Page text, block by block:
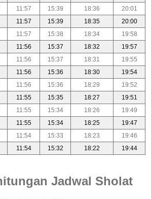
11:57 15:39 18:36
20:01
11:57 15:39 18:35
20:00
11:57 15:38 18:34
19:58
11:56 15:37 18:32
19:57
11:56 15:37 18:31
19:55
11:56 15:36 18:30
19:54
11:56 15:36 18:29
19:52
11:55 15:35 18:27
19:51
11:55 15:34 18:26
19:49
11:55 15:34 18:25
19:47
11:54 15:33 18:23
19:46
11:54 15:32 18:22 19:44
Jadwal Sholat